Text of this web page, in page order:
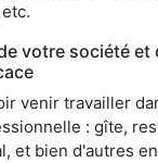
votre société
venir travailler
: gîte,
et bien d'autres